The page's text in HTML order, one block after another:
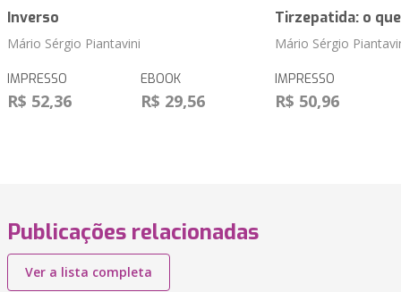
Inverso
Mário Sérgio Piantavini
IMPRESSO
R$ 52,36
EBOOK
R$ 29,56
Tirzepatida: o
Mário Sérgio
IMPRESSO
R$ 50,96
Publicações relacionadas
Ver a lista completa